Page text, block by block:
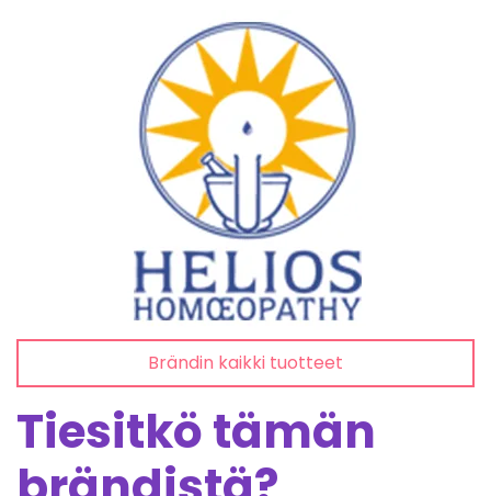
Brändin kaikki tuotteet
Tiesitkö tämän